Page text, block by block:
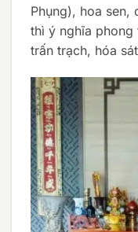
Phụng), hoa
thì ý nghĩa phong
trấn trạch, hóa